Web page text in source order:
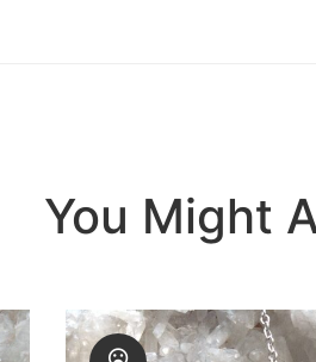
You Might